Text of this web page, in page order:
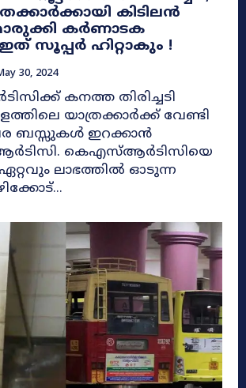
കിടിലൻ
കർണാടക
സൂപ്പർ ഹിറ്റാകും !
30, 2024
കനത്ത തിരിച്ചടി
യാത്രക്കാർക്ക് വേണ്ടി
ബസ്സുകൾ ഇറക്കാൻ
കെഎസ്ആർടിസിയെ
ലാഭത്തിൽ ഓടുന്ന